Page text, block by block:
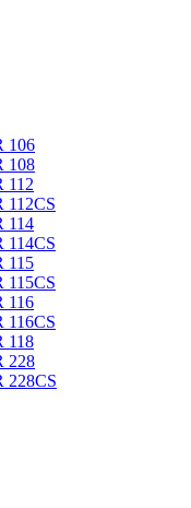
106
108
112
112CS
114
114CS
115
115CS
116
116CS
118
228
228CS